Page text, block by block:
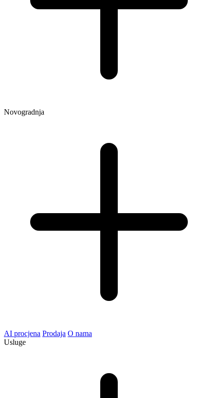
Novogradnja
AI procjena Prodaja O nama
Usluge